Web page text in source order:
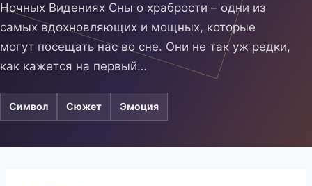
Ночных Видениях Сны о храбрости – одни из
самых вдохновляющих и мощных, которые
могут посещать нас во сне. Они не так уж редки,
как кажется на первый…
Символ Сюжет Эмоция